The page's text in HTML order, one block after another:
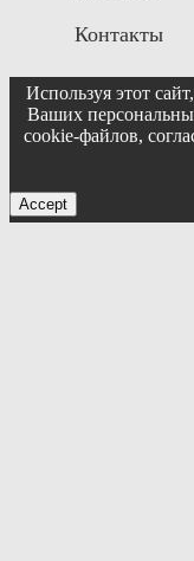
Контакты
Используя этот
Ваших
cookie-файлов,
Accept